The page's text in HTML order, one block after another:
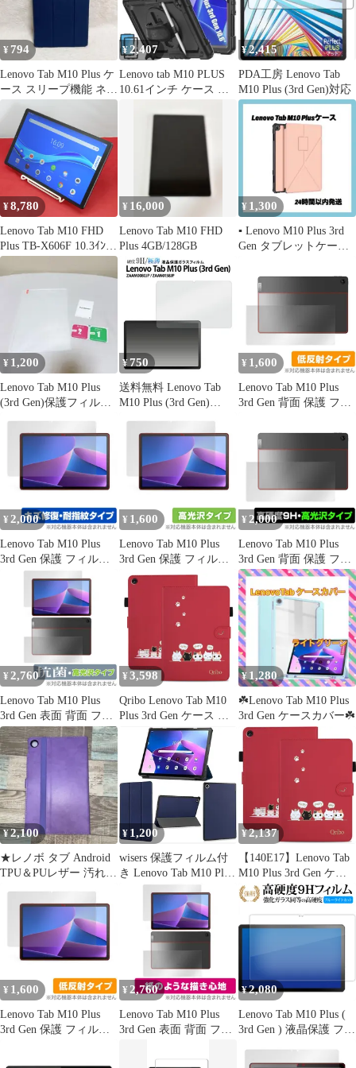
¥ 794
Lenovo Tab M10 Plus ケ
ース スリープ機能 ネイ
ビー
¥2,407
Lenovo tab M10 PLUS
10.61インチ ケース ブ
¥2,415
PDA工房 Lenovo Tab
M10 Plus (3rd Gen)対応
¥8,780
Lenovo Tab M10 FHD
Plus TB-X606F 10.3ｲﾝﾁ
ｱﾝﾄﾞﾛｲﾄﾞﾀﾌﾞﾚｯﾄ アイア
ングレー
¥ 16,000
Lenovo Tab M10 FHD
Plus 4GB/128GB
¥ 1,300
▪︎ Lenovo M10 Plus 3rd
Gen タブレットケース
¥ 1,200
Lenovo Tab M10 Plus
(3rd Gen)保護フィルム
¥750
送料無料 Lenovo Tab
M10 Plus (3rd Gen)
ZAAN0158JP 液晶保護
ガラスフィルム レノボ
タブレット レノボタブ
フィルム 保護フィルム
保護ガラス 保護シール
保護シート 保護ガラス
薄型 強化ガラス
¥ 1,600
Lenovo Tab M10 Plus
3rd Gen 背面 保護 フィ
LenovoTab M10 Plus
Gen3 本体保護フィルム
さらさら手触り低反射
¥ 2,000
Lenovo Tab M10 Plus
3rd Gen 保護 フィルム
OverLay Magic for
LenovoTab M10 Plus
Gen3 液晶保護 傷修復
耐指紋 指紋防止 コーテ
ィング
¥ 1,600
Lenovo Tab M10 Plus
3rd Gen 保護 フィルム
OverLay Brilliant for
LenovoTab M10 Plus
Gen3 液晶保護 指紋が
つきにくい 指紋防止 高
¥ 2,000
Lenovo Tab M10 Plus
3rd Gen 背面 保護 フィ
ルム OverLay 9H
Brilliant for LenovoTab
M10 Plus Gen3 9H高硬
度 透明感 高光沢
¥ 2,760
Lenovo Tab M10 Plus
3rd Gen 表面 背面 フィ
ルム OverLay 抗菌
Brilliant for LenovoTab
M10 Plus Gen3 表面・背
面セット Hydro Ag+
¥ 3,598
Qribo Lenovo Tab M10
Plus 3rd Gen ケース シ
ンプルなのに可愛いデ
ザイン エンボス加工猫
柄 うれしい気持ち
10.61インチ対応
Lenovo Tab M10 Plus 第
3世代 ケース 複数の視
野角 Lenovo M10 Pl
¥1,280
☘️Lenovo Tab M10 Plus
3rd Gen ケースカバー☘️
¥2,100
★レノボ タブ Android
TPU＆PUレザー 汚れ防
¥ 1,200
wisers 保護フィルム付
き Lenovo Tab M10 Plus
(3rd Gen) スリムケース
カバー 10.61インチ タ
ブレット 専用 超薄型
スリム ケース カバー
[2022 年 新型] ダークブ
¥2,137
【140E17】Lenovo Tab
M10 Plus 3rd Gen ケー
ス
¥ 1,600
Lenovo Tab M10 Plus
3rd Gen 保護 フィルム
¥ 2,760
Lenovo Tab M10 Plus
3rd Gen 表面 背面 フィ
LenovoTab M10 Plus
¥2,080
Lenovo Tab M10 Plus (
3rd Gen ) 液晶保護 フィ